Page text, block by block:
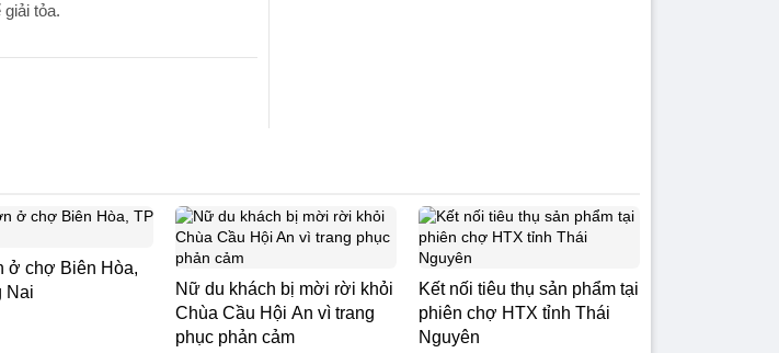
tỏa.
ở chợ Biên Hòa,
Nai
Nữ du khách bị mời rời khỏi
Chùa Cầu Hội An vì trang
phục phản cảm
Kết nối tiêu thụ sản phẩm tại
phiên chợ HTX tỉnh Thái
Nguyên